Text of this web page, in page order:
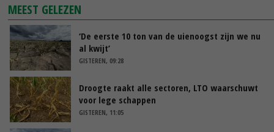
MEEST GELEZEN
‘De eerste 10 ton van de uienoogst zijn we nu
al kwijt’
GISTEREN, 09:28
Droogte raakt alle sectoren, LTO waarschuwt
voor lege schappen
GISTEREN, 11:05